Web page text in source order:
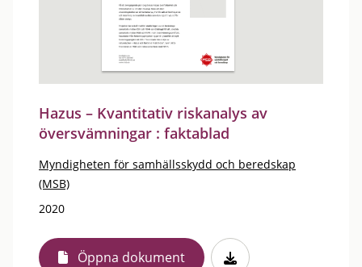
Hazus – Kvantitativ riskanalys av
översvämningar : faktablad
Myndigheten för samhällsskydd och beredskap
(MSB)
2020
Öppna dokument